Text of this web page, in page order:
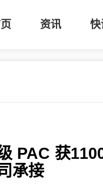
资讯 快
PAC 获
承接